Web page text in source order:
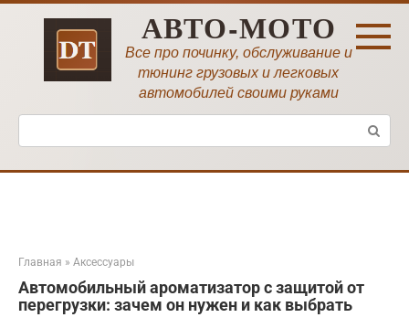
Перейти
АВТО-МОТО
Все про починку, обслуживание и
тюнинг грузовых и легковых
автомобилей своими руками
Поиск:
Главная » Аксессуары
Автомобильный ароматизатор с защитой от
перегрузки: зачем он нужен и как выбрать